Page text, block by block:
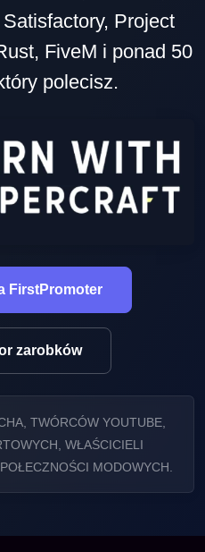
Project
FiveM i ponad 50
polecisz.
FirstPromoter
zarobków
TWÓRCÓW YOUTUBE,
WŁAŚCICIELI
MODOWYCH.